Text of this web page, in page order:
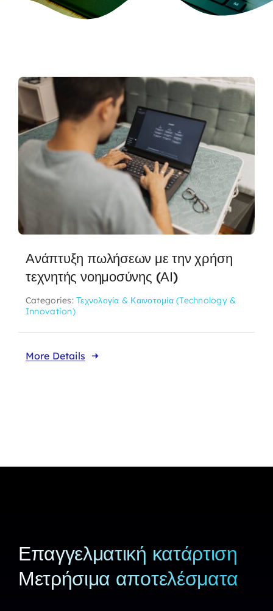
Ανάπτυξη πωλήσεων με την χρήση
τεχνητής νοημοσύνης (ΑΙ)
Categories:Τεχνολογία & Καινοτομία (Technology &
Innovation)
More Details
Επαγγελματική κατάρτιση
Μετρήσιμα αποτελέσματα